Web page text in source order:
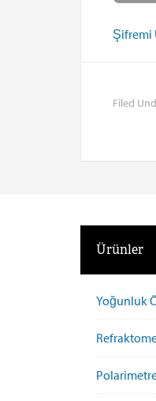
Şifremi
Filed
Ürünler
Yoğunluk